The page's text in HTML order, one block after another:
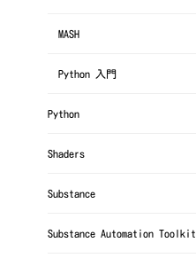
MASH
Python 入門
Python
Shaders
Substance
Substance Automation Toolkit